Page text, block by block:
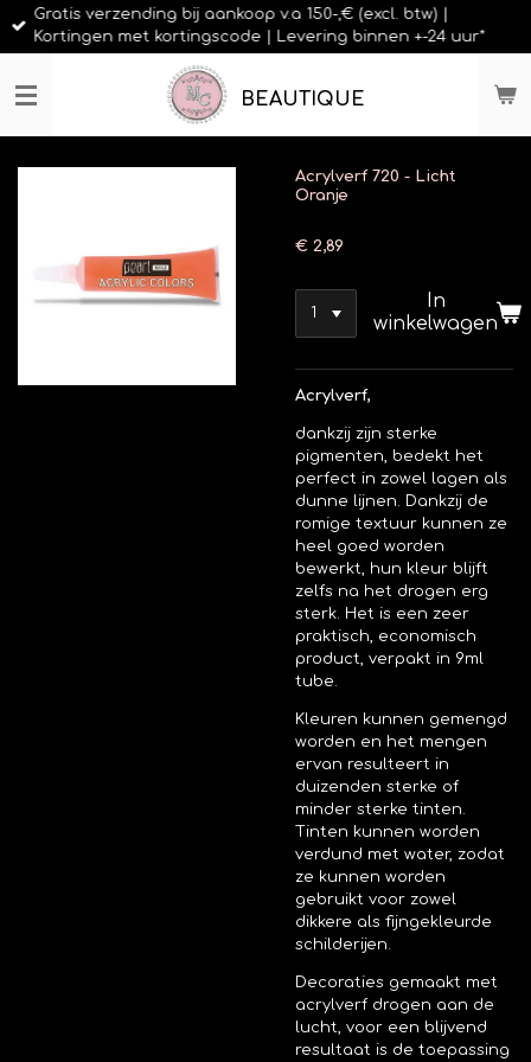
Ga
direct
de
BEAUTIQUE
Gratis verzending bij aankoop v.a 150-,€ (excl. btw) |
Kortingen met kortingscode | Levering binnen +-24 uur*
Acrylverf 720 - Licht
Oranje
€ 2,89
In
winkelwagen
Acrylverf,
dankzij zijn sterke
pigmenten, bedekt het
perfect in zowel lagen als
dunne lijnen. Dankzij de
romige textuur kunnen ze
heel goed worden
bewerkt, hun kleur blijft
zelfs na het drogen erg
sterk. Het is een zeer
praktisch, economisch
product, verpakt in 9ml
tube.
Kleuren kunnen gemengd
worden en het mengen
ervan resulteert in
duizenden sterke of
minder sterke tinten.
Tinten kunnen worden
verdund met water, zodat
ze kunnen worden
gebruikt voor zowel
dikkere als fijngekleurde
schilderijen.
Decoraties gemaakt met
acrylverf drogen aan de
lucht, voor een blijvend
resultaat is de toepassing